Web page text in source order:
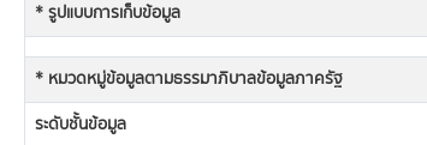
* รูปแบบการเก็บข้อมูล
* หมวดหมู่ข้อมูลตามธรรมาภิบาลข้อมูลภาครัฐ
ระดับชั้นข้อมูล